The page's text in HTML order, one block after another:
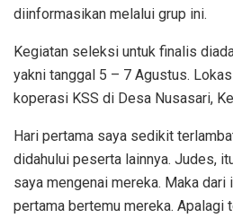
diinformasikan melalui grup ini.
Kegiatan seleksi untuk finalis
yakni tanggal 5 – 7 Agustus.
koperasi KSS di Desa Nusasari,
Hari pertama saya sedikit
didahului peserta lainnya. Judes,
saya mengenai mereka. Maka
pertama bertemu mereka. Apalagi